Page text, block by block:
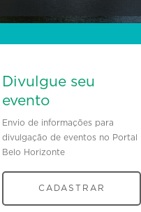
Divulgue seu
evento
Envio de informações para
divulgação de eventos no Portal
Belo Horizonte
CADASTRAR